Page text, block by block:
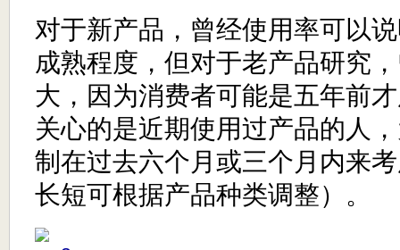
对于新产品，曾经使用率可以
成熟程度，但对于老产品研究
大，因为消费者可能是五年前
关心的是近期使用过产品的人
制在过去六个月或三个月内来
长短可根据产品种类调整）。